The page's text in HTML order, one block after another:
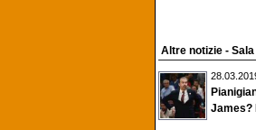
Altre notizie -
James?